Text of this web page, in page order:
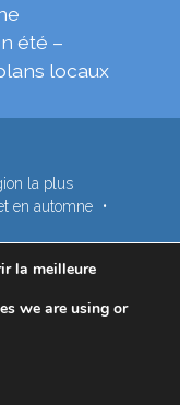
été –
locaux
la plus
en automne
la meilleure
we are using or